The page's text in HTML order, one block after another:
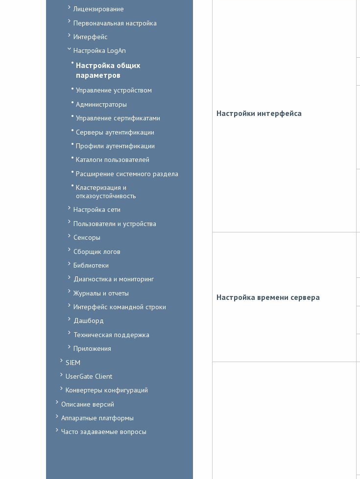
Лицензирование
Первоначальная настройка
Интерфейс
Настройка LogAn
Настройка общих
параметров
Управление устройством
Администраторы
Управление сертификатами
Серверы аутентификации
Профили аутентификации
Каталоги пользователей
Расширение системного раздела
Кластеризация и
отказоустойчивость
Настройка сети
Пользователи и устройства
Сенсоры
Сборщик логов
Библиотеки
Диагностика и мониторинг
Журналы и отчеты
Интерфейс командной строки
Дашборд
Техническая поддержка
Приложения
SIEM
UserGate Client
Конвертеры конфигураций
Описание версий
Аппаратные платформы
Часто задаваемые вопросы
Настройки интерфейса
Настройка времени сервера